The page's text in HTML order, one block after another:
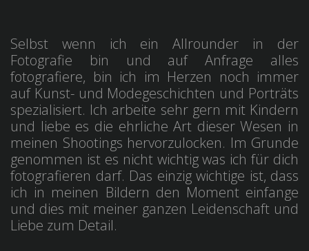
Selbst wenn ich ein Allrounder in der
Fotografie bin und auf Anfrage alles
fotografiere, bin ich im Herzen noch immer
auf Kunst- und Modegeschichten und Porträts
spezialisiert. Ich arbeite sehr gern mit Kindern
und liebe es die ehrliche Art dieser Wesen in
meinen Shootings hervorzulocken. Im Grunde
genommen ist es nicht wichtig was ich für dich
fotografieren darf. Das einzig wichtige ist, dass
ich in meinen Bildern den Moment einfange
und dies mit meiner ganzen Leidenschaft und
Liebe zum Detail.